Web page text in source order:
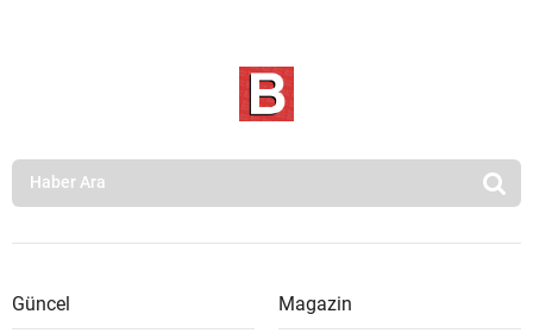
Güncel Magazin